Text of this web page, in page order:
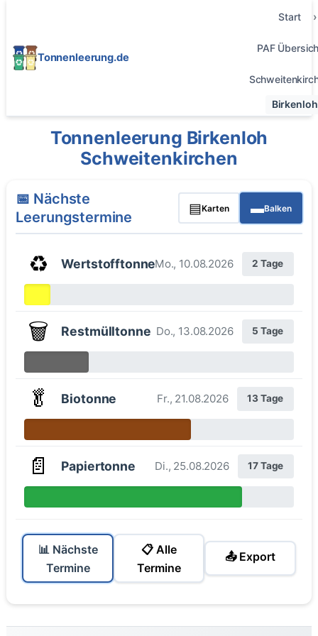
Tonnenleerung.de
Start
PAF
Birkenloh
Tonnenleerung Birkenloh
Schweitenkirchen
📅 Nächste
Leerungstermine
▤Karten ▬Balken
♻️ WertstofftonneMo., 10.08.2026 2 Tage
🗑️ Restmülltonne Do., 13.08.2026 5 Tage
🥬 Biotonne Fr., 21.08.2026 13 Tage
📄 Papiertonne Di., 25.08.2026 17 Tage
📊 Nächste
Termine
📋 Alle
Termine
📤 Export